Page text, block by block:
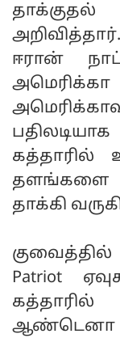
ஈரான்
கத்தாரில்
தளங்களை
தாக்கி
Patriot